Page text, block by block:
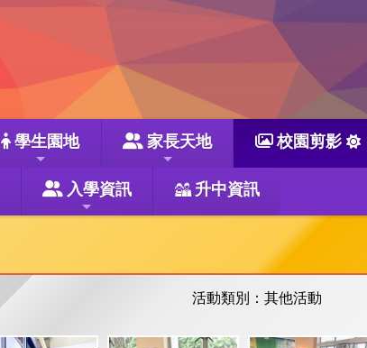
學生園地 家長天地 校園剪影
入學資訊 升中資訊
活動類別：其他活動